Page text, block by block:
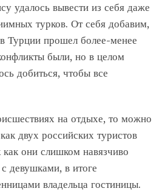
удалось вывести из себя даже
турков. От себя добавим,
Турции прошел более-менее
были, но в целом
добиться, чтобы все
на отдыхе, то можно
двух российских туристов
как они слишком навязчиво
девушками, в итоге
владельца гостиницы.